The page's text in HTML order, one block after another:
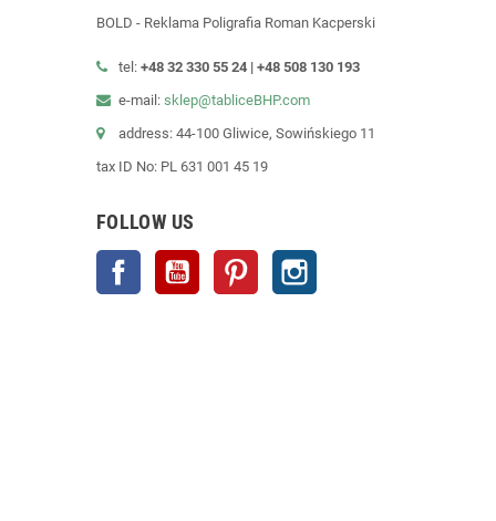
BOLD - Reklama Poligrafia Roman Kacperski
tel: +48 32 330 55 24 | +48 508 130 193
e-mail: sklep@tabliceBHP.com
address: 44-100 Gliwice, Sowińskiego 11
tax ID No: PL 631 001 45 19
FOLLOW US
Facebook YouTube Pinterest